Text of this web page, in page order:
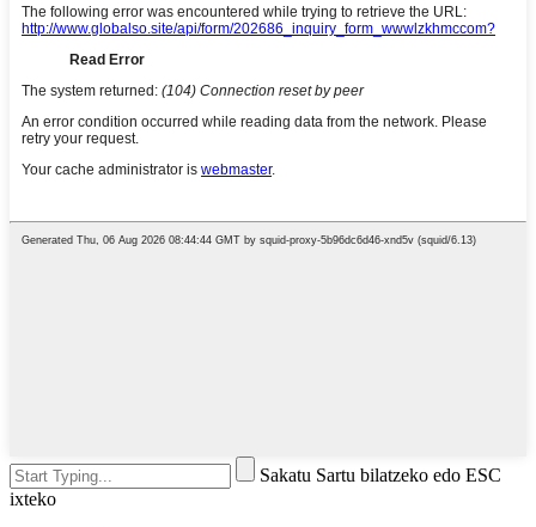
Sakatu Sartu bilatzeko edo ESC
ixteko